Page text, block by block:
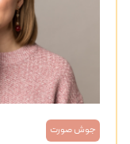
جوش صورت